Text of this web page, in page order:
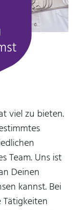
viel zu bieten.
Team. Uns ist
Deinen
kannst. Bei
Tätigkeiten
anonym.
verstehen, wie
Daten werden